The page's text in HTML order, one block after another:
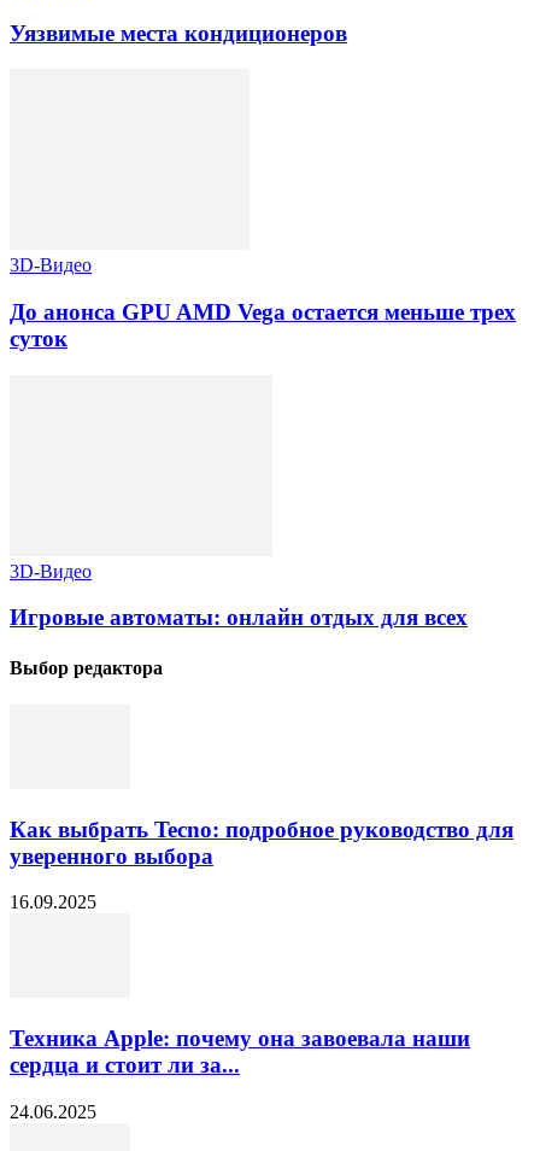
Уязвимые места кондиционеров
3D-Видео
До анонса GPU AMD Vega остается меньше трех
суток
3D-Видео
Игровые автоматы: онлайн отдых для всех
Выбор редактора
Как выбрать Tecno: подробное руководство для
уверенного выбора
16.09.2025
Техника Apple: почему она завоевала наши
сердца и стоит ли за...
24.06.2025